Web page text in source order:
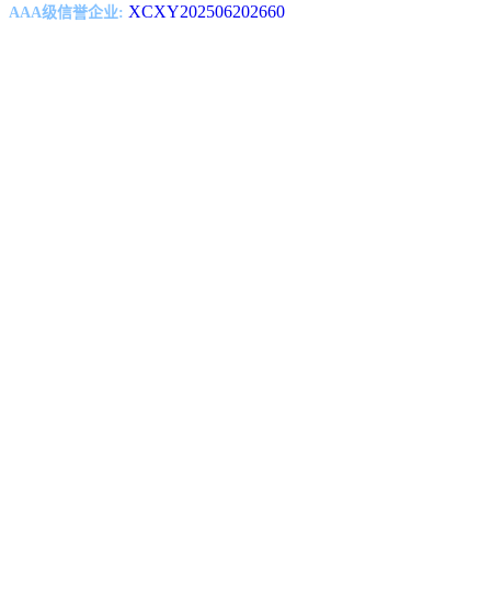
AAA级信誉企业: XCXY202506202660